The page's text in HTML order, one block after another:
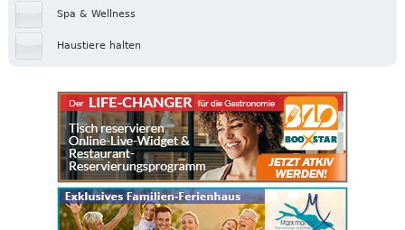
Spa & Wellness
Haustiere halten